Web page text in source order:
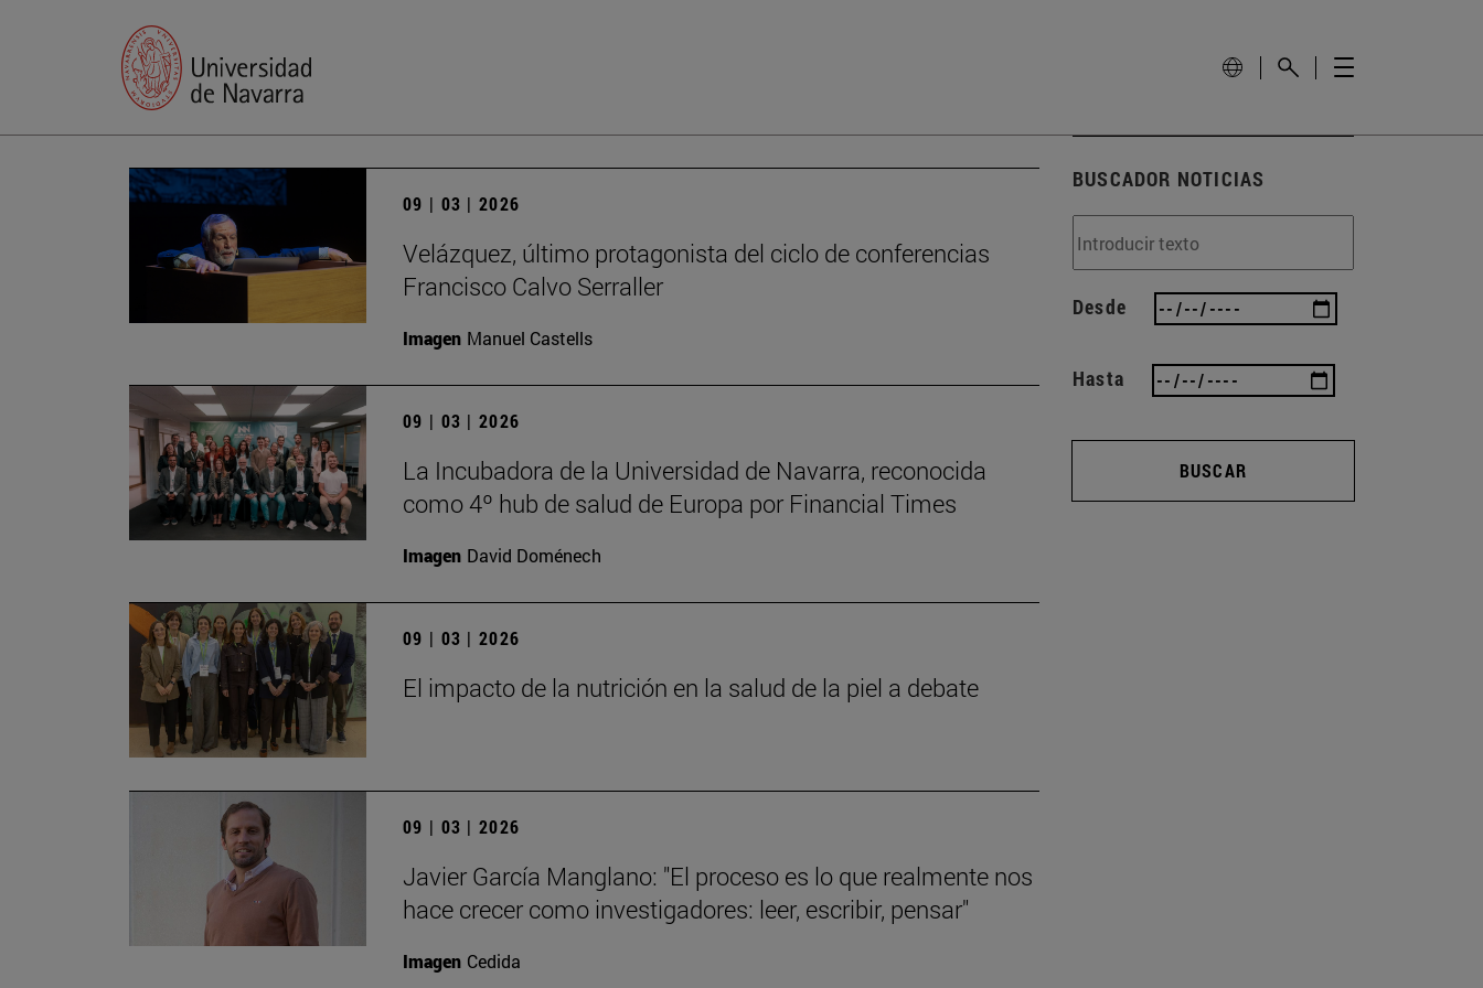
09 | 03 | 2026
Velázquez, último protagonista del ciclo de conferencias
Francisco Calvo Serraller
Imagen Manuel Castells
09 | 03 | 2026
La Incubadora de la Universidad de Navarra, reconocida
como 4º hub de salud de Europa por Financial Times
Imagen David Doménech
09 | 03 | 2026
El impacto de la nutrición en la salud de la piel a debate
09 | 03 | 2026
Javier García Manglano: "El proceso es lo que realmente nos
hace crecer como investigadores: leer, escribir, pensar"
Imagen Cedida
BUSCADOR NOTICIAS
Desde
Hasta
BUSCAR